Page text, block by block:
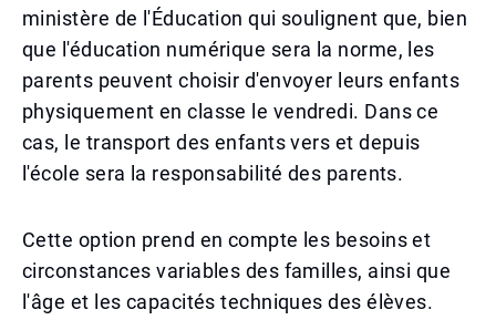
ministère de l'Éducation qui soulignent que, bien
que l'éducation numérique sera la norme, les
parents peuvent choisir d'envoyer leurs enfants
physiquement en classe le vendredi. Dans ce
cas, le transport des enfants vers et depuis
l'école sera la responsabilité des parents.
Cette option prend en compte les besoins et
circonstances variables des familles, ainsi que
l'âge et les capacités techniques des élèves.